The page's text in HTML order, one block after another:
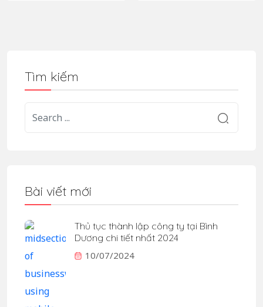
Tìm kiếm
Bài viết mới
Thủ tục thành lập công ty tại Bình
Dương chi tiết nhất 2024
10/07/2024